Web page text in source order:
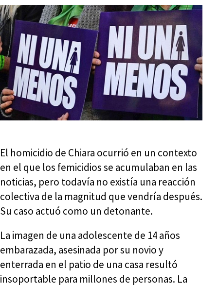
El homicidio de Chiara ocurrió en un contexto
en el que los femicidios se acumulaban en las
noticias, pero todavía no existía una reacción
colectiva de la magnitud que vendría después.
Su caso actuó como un detonante.
La imagen de una adolescente de 14 años
embarazada, asesinada por su novio y
enterrada en el patio de una casa resultó
insoportable para millones de personas. La